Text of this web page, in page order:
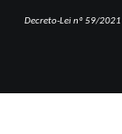
Decreto-Lei nº 59/2021